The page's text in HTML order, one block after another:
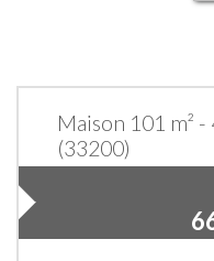
Maison 101 m²
(33200)